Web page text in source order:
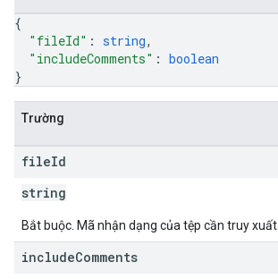
{
"fileId" : string,
"includeComments" : boolean
}
Trường
fileId
string
Bắt buộc. Mã nhận dạng của tệp cần truy xuất.
includeComments